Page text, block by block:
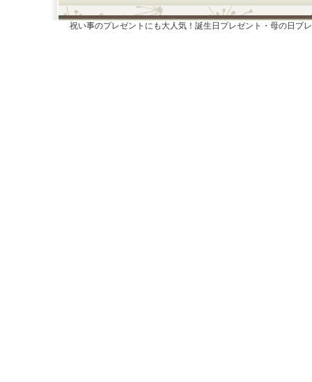
祝い事のプレゼントにも大人気！誕生日プレゼント・母の日プ